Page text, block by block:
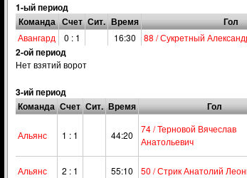
1-ый период
Команда Счет Сит. Время Гол
Авангард 0 : 1 16:30 88 / Сукретный
2-ой период
Нет взятий ворот
3-ий период
Команда Счет Сит. Время Гол
Альянс 1 : 1 44:20
74 / Терновой Вячеслав
Анатольевич
Альянс
2 : 1 55:10 50 / Стрик Анатолий